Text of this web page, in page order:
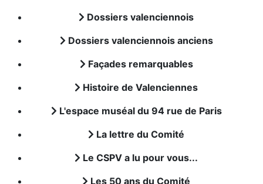
Dossiers valenciennois
Dossiers valenciennois anciens
Façades remarquables
Histoire de Valenciennes
L'espace muséal du 94 rue de Paris
La lettre du Comité
Le CSPV a lu pour vous...
Les 50 ans du Comité